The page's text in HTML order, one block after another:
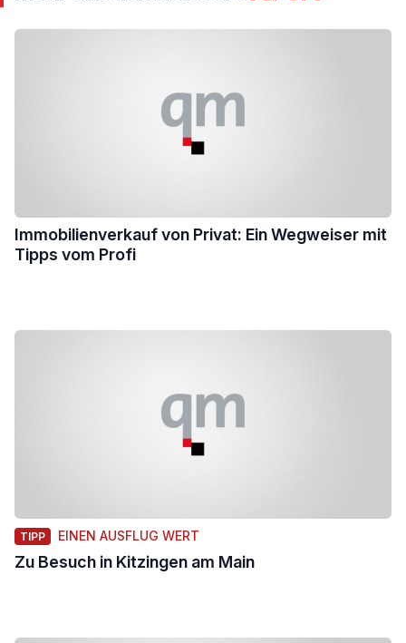
Immobilienverkauf von Privat: Ein Wegweiser mit
Tipps vom Profi
TIPP EINEN AUSFLUG WERT
Zu Besuch in Kitzingen am Main